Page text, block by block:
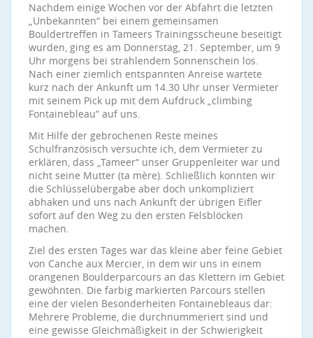
Nachdem einige Wochen vor der Abfahrt die letzten
„Unbekannten“ bei einem gemeinsamen
Bouldertreffen in Tameers Trainingsscheune beseitigt
wurden, ging es am Donnerstag, 21. September, um 9
Uhr morgens bei strahlendem Sonnenschein los.
Nach einer ziemlich entspannten Anreise wartete
kurz nach der Ankunft um 14.30 Uhr unser Vermieter
mit seinem Pick up mit dem Aufdruck „climbing
Fontainebleau“ auf uns.
Mit Hilfe der gebrochenen Reste meines
Schulfranzösisch versuchte ich, dem Vermieter zu
erklären, dass „Tameer“ unser Gruppenleiter war und
nicht seine Mutter (ta mère). Schließlich konnten wir
die Schlüsselübergabe aber doch unkompliziert
abhaken und uns nach Ankunft der übrigen Eifler
sofort auf den Weg zu den ersten Felsblöcken
machen.
Ziel des ersten Tages war das kleine aber feine Gebiet
von Canche aux Mercier, in dem wir uns in einem
orangenen Boulderparcours an das Klettern im Gebiet
gewöhnten. Die farbig markierten Parcours stellen
eine der vielen Besonderheiten Fontainebleaus dar:
Mehrere Probleme, die durchnummeriert sind und
eine gewisse Gleichmäßigkeit in der Schwierigkeit